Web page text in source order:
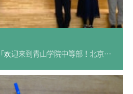
3年選択〈中国語〉報告 「欢迎来到青山学院中等部！北京大学附属中学校が来校されました。」